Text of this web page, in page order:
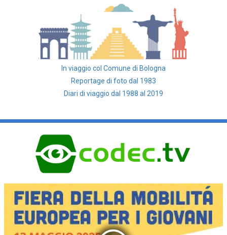
In viaggio col Comune di Bologna
Reportage di foto dal 1983
Diari di viaggio dal 1988 al 2019